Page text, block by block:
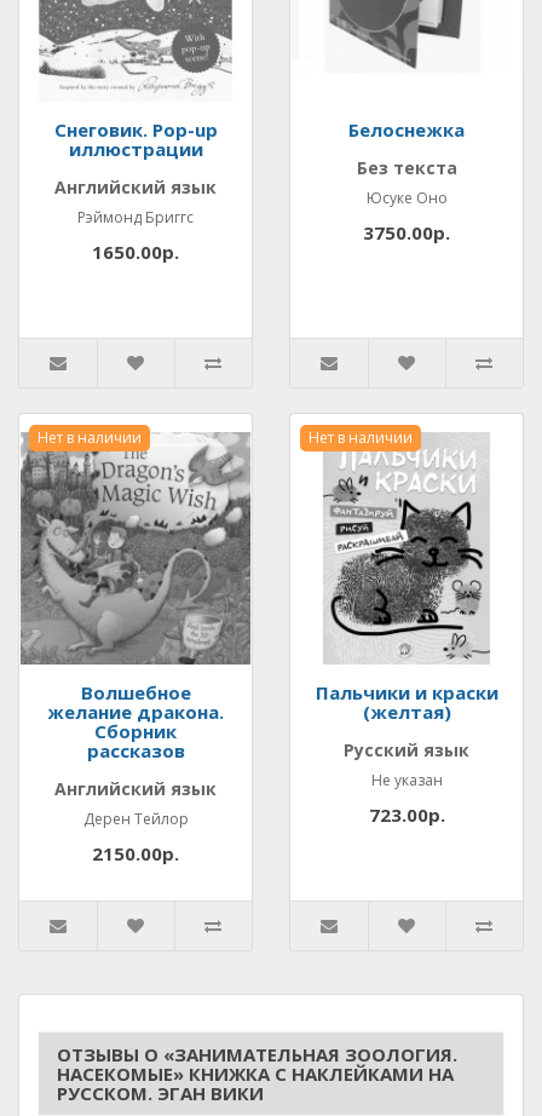
Снеговик. Pop-up
иллюстрации
Английский язык
Рэймонд Бриггс
1650.00р.
Белоснежка
Без текста
Юсуке Оно
3750.00р.
Нет в наличии
Волшебное
желание дракона.
Сборник
рассказов
Английский язык
Дерен Тейлор
2150.00р.
Нет в наличии
Пальчики и краски
(желтая)
Русский язык
Не указан
723.00р.
ОТЗЫВЫ О «ЗАНИМАТЕЛЬНАЯ ЗООЛОГИЯ.
НАСЕКОМЫЕ» КНИЖКА С НАКЛЕЙКАМИ НА
РУССКОМ. ЭГАН ВИКИ